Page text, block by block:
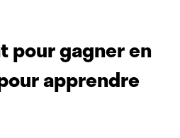
pour gagner en
apprendre